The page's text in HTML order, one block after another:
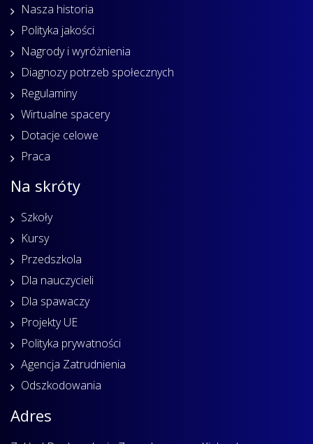
Nasza historia
Polityka jakości
Nagrody i wyróżnienia
Diagnozy potrzeb społecznych
Regulaminy
Wirtualne spacery
Dotacje celowe
Praca
Na skróty
Szkoły
Kursy
Przedszkola
Dla nauczycieli
Dla spawaczy
Projekty UE
Polityka prywatności
Agencja Zatrudnienia
Odszkodowania
Adres